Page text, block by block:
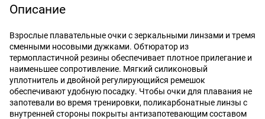
Описание
Взрослые плавательные очки с зеркальными линзами и тремя
сменными носовыми дужками. Обтюратор из
термопластичной резины обеспечивает плотное прилегание и
наименьшее сопротивление. Мягкий силиконовый
уплотнитель и двойной регулирующийся ремешок
обеспечивают удобную посадку. Чтобы очки для плавания не
запотевали во время тренировки, поликарбонатные линзы с
внутренней стороны покрыты антизапотевающим составом